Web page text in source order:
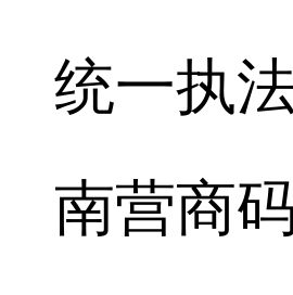
统一执
南营商